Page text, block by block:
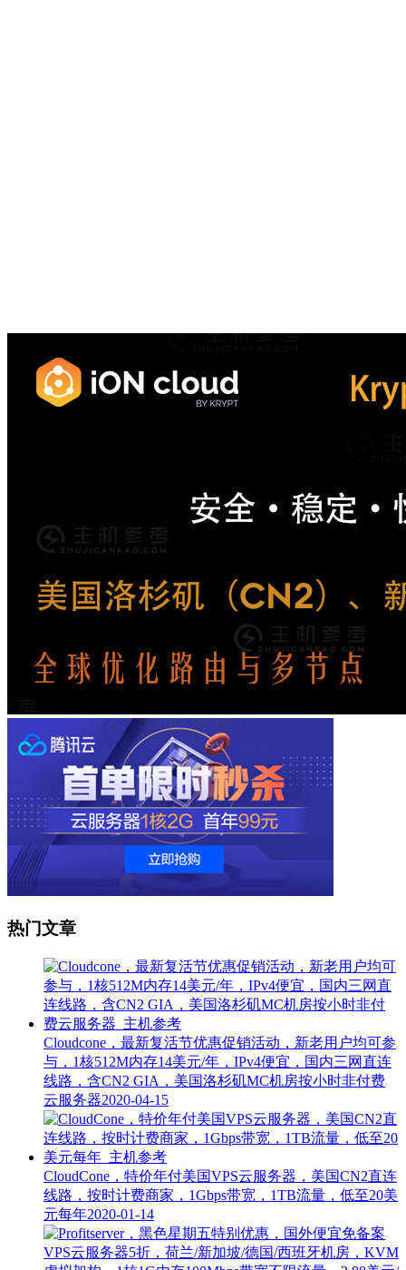
热门文章
Cloudcone，最新复活节优惠促销活动，新老用户均可参
与，1核512M内存14美元/年，IPv4便宜，国内三网直连
线路，含CN2 GIA，美国洛杉矶MC机房按小时非付费
云服务器2020-04-15
CloudCone，特价年付美国VPS云服务器，美国CN2直连
线路，按时计费商家，1Gbps带宽，1TB流量，低至20美
元每年2020-01-14